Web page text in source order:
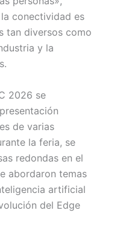
conectividad es
tan diversos como
y la
2026 se
de varias
la feria, se
redondas en el
abordaron temas
artificial
del Edge